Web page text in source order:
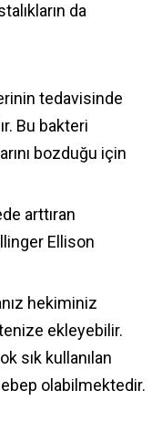
da
tedavisinde
Bu bakteri
bozduğu için
arttıran
Ellison
hekiminiz
ekleyebilir.
sık kullanılan
olabilmektedir.